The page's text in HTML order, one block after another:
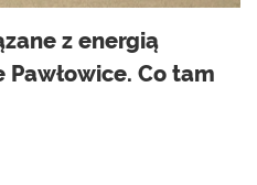
z energią
Co tam